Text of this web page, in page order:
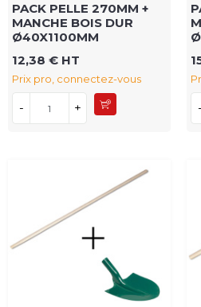
PACK PELLE 270MM +
MANCHE BOIS DUR
Ø40X1100MM
12,38 € HT
Prix pro, connectez-vous
- + -